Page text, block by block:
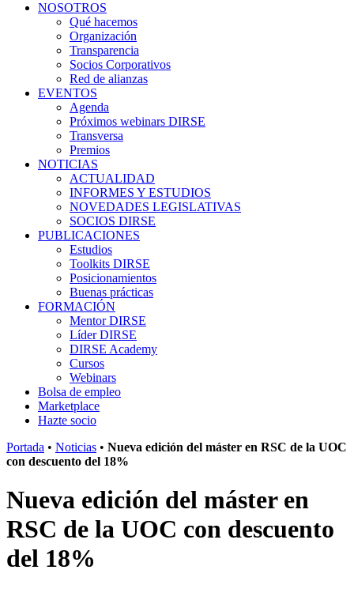
NOSOTROS
Qué hacemos
Organización
Transparencia
Socios Corporativos
Red de alianzas
EVENTOS
Agenda
Próximos webinars DIRSE
Transversa
Premios
NOTICIAS
ACTUALIDAD
INFORMES Y ESTUDIOS
NOVEDADES LEGISLATIVAS
SOCIOS DIRSE
PUBLICACIONES
Estudios
Toolkits DIRSE
Posicionamientos
Buenas prácticas
FORMACIÓN
Mentor DIRSE
Líder DIRSE
DIRSE Academy
Cursos
Webinars
Bolsa de empleo
Marketplace
Hazte socio
Portada • Noticias • Nueva edición del máster en RSC de la UOC
con descuento del 18%
Nueva edición del máster en
RSC de la UOC con descuento
del 18%